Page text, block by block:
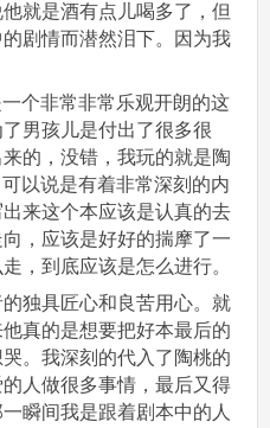
就是酒有点儿喝多了，但
剧情而潜然泪下。因为我
个非常非常乐观开朗的这
男孩儿是付出了很多很
的，没错，我玩的就是陶
以说是有着非常深刻的内
来这个本应该是认真的去
，应该是好好的揣摩了一
，到底应该是怎么进行。
独具匠心和良苦用心。就
真的是想要把好本最后的
。我深刻的代入了陶桃的
人做很多事情，最后又得
瞬间我是跟着剧本中的人